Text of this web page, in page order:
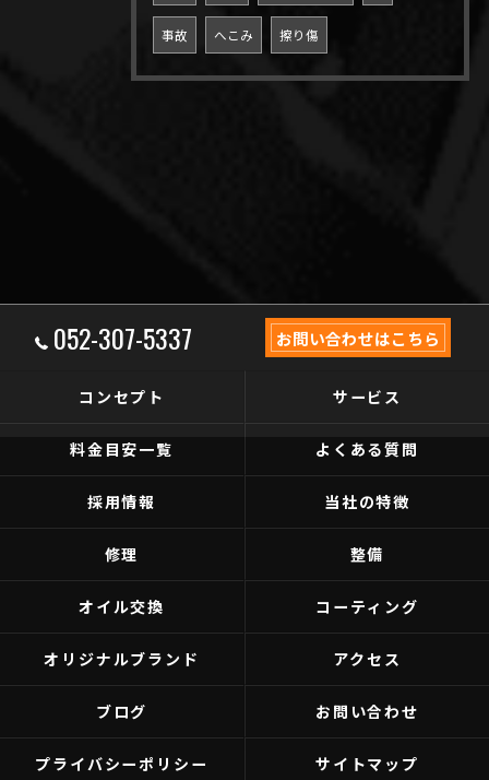
事故 へこみ 擦り傷
052-307-5337 お問い合わせはこちら
コンセプト サービス
料金目安一覧 よくある質問
採用情報 当社の特徴
修理 整備
オイル交換 コーティング
オリジナルブランド アクセス
ブログ お問い合わせ
プライバシーポリシー サイトマップ